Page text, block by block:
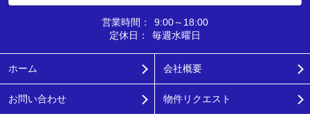
営業時間：
9:00～18:00
定休日：
毎週水曜日
ホーム 会社概要
お問い合わせ 物件リクエスト